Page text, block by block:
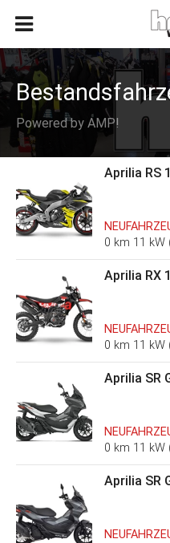
Powered by AMP!
Aprilia RS
0 km 11 kW
Aprilia RX
0 km 11 kW
Aprilia SR
0 km 11 kW
Aprilia SR